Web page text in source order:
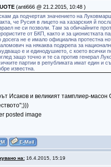
(anti666 @ 21.2.2015, 10:48 )
да подчертая значението на
че Русия в лицето на хазарския й
не си позволи. Там за обичайните
от БКП, както и за ционистката
досега не е имало официална протестна
на някаква подкрепа за
е и единодушието, с което всички
защо точно и те са против генерал
партии в републиката имат един и
известна.
Исаков и великият тамплиер-масон
на:16.4.2015, 15:19